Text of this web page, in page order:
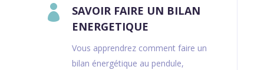

SAVOIR FAIRE UN BILAN
ENERGETIQUE
Vous apprendrez comment faire un
bilan énergétique au pendule,